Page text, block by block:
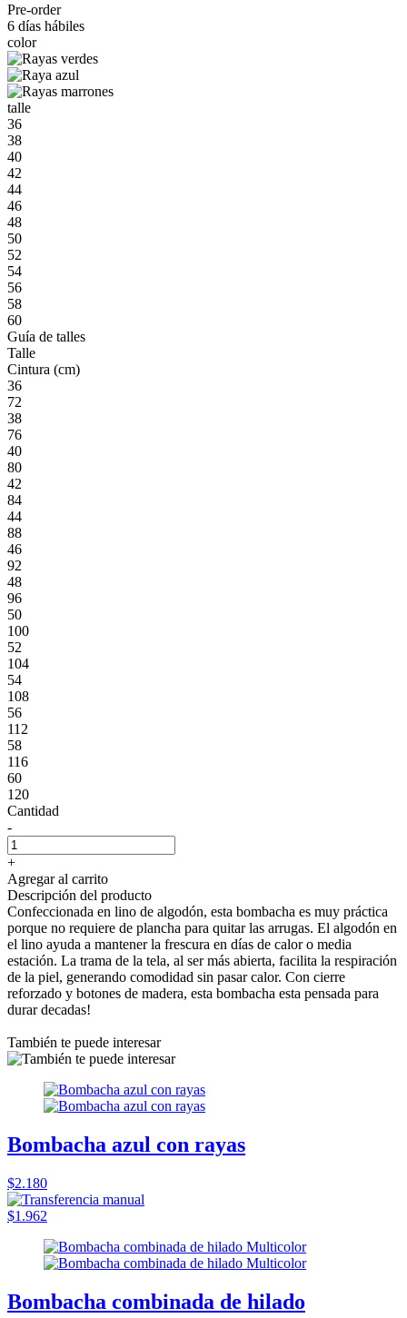
Pre-order
6 días hábiles
color
talle
36
38
40
42
44
46
48
50
52
54
56
58
60
Guía de talles
Talle
Cintura (cm)
36
72
38
76
40
80
42
84
44
88
46
92
48
96
50
100
52
104
54
108
56
112
58
116
60
120
Cantidad
-
+
Agregar al carrito
Descripción del producto
Confeccionada en lino de algodón, esta bombacha es muy práctica
porque no requiere de plancha para quitar las arrugas. El algodón en
el lino ayuda a mantener la frescura en días de calor o media
estación. La trama de la tela, al ser más abierta, facilita la respiración
de la piel, generando comodidad sin pasar calor. Con cierre
reforzado y botones de madera, esta bombacha esta pensada para
durar decadas!
También te puede interesar
Bombacha azul con rayas
$2.180
$1.962
Bombacha combinada de hilado